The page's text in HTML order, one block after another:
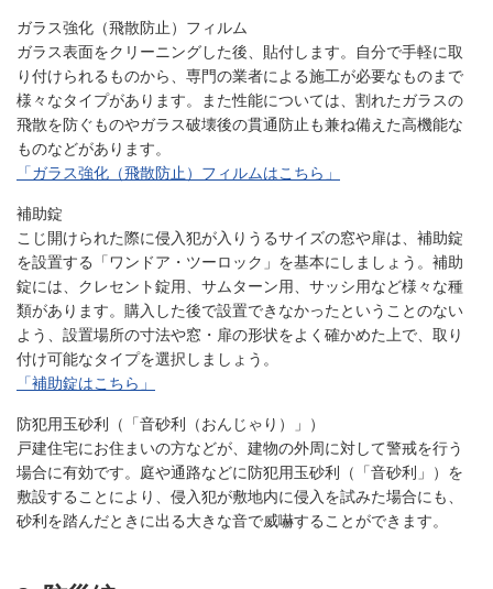
ガラス強化（飛散防止）フィルム
ガラス表面をクリーニングした後、貼付します。自分で手軽に取
り付けられるものから、専門の業者による施工が必要なものまで
様々なタイプがあります。また性能については、割れたガラスの
飛散を防ぐものやガラス破壊後の貫通防止も兼ね備えた高機能な
ものなどがあります。
「ガラス強化（飛散防止）フィルムはこちら」
補助錠
こじ開けられた際に侵入犯が入りうるサイズの窓や扉は、補助錠
を設置する「ワンドア・ツーロック」を基本にしましょう。補助
錠には、クレセント錠用、サムターン用、サッシ用など様々な種
類があります。購入した後で設置できなかったということのない
よう、設置場所の寸法や窓・扉の形状をよく確かめた上で、取り
付け可能なタイプを選択しましょう。
「補助錠はこちら」
防犯用玉砂利（「音砂利（おんじゃり）」）
戸建住宅にお住まいの方などが、建物の外周に対して警戒を行う
場合に有効です。庭や通路などに防犯用玉砂利（「音砂利」）を
敷設することにより、侵入犯が敷地内に侵入を試みた場合にも、
砂利を踏んだときに出る大きな音で威嚇することができます。